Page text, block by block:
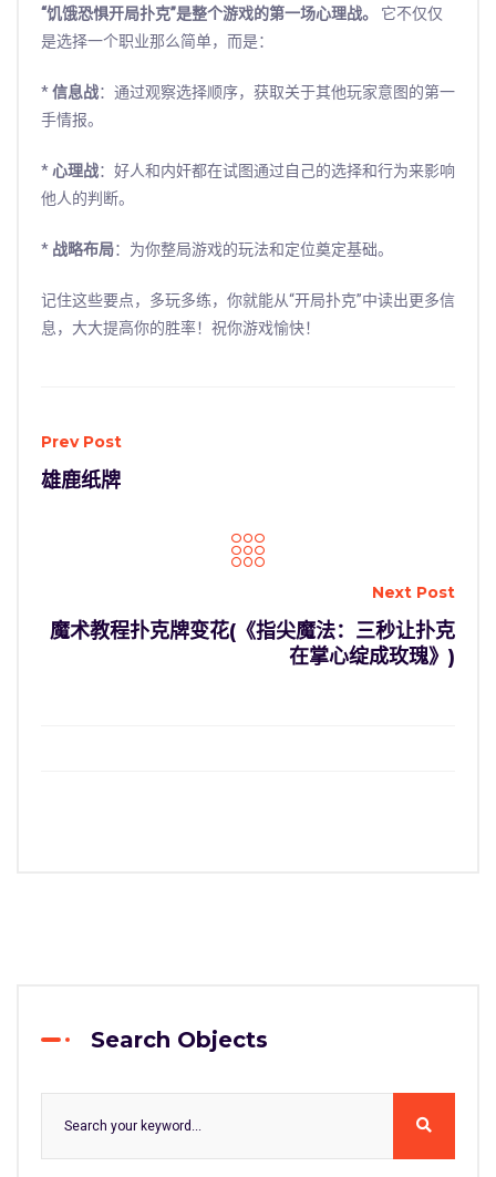
“饥饿恐惧开局扑克”是整个游戏的第一场心理战。 它不仅仅
是选择一个职业那么简单，而是：
*信息战：通过观察选择顺序，获取关于其他玩家意图的第一
手情报。
*心理战：好人和内奸都在试图通过自己的选择和行为来影响
他人的判断。
*战略布局：为你整局游戏的玩法和定位奠定基础。
记住这些要点，多玩多练，你就能从“开局扑克”中读出更多信
息，大大提高你的胜率！祝你游戏愉快！
Prev Post
雄鹿纸牌
Next Post
魔术教程扑克牌变花(《指尖魔法：三秒让扑克
在掌心绽成玫瑰》)
Search Objects